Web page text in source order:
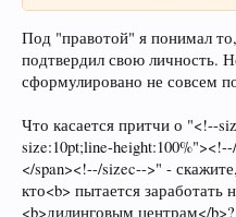
Под "правотой" я понимал
подтвердил свою личность.
сформулировано не совсем
Что касается притчи о "<!--
size:10pt;line-
</span><!--/sizec-->" -
кто<b> пытается
<b>дилинговым центрам</b>?